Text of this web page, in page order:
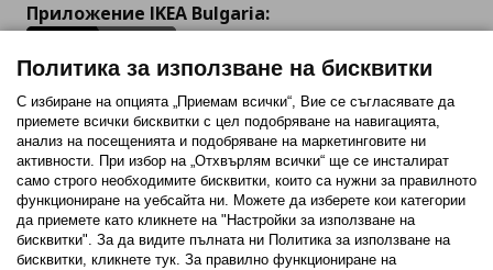
Приложение IKEA Bulgaria:
Последвайте ни:
FacebookTwitterYoutubePinterestInstagram
Политика за използване на бисквитки
С избиране на опцията „Приемам всички“, Вие се съгласявате да
приемете всички бисквитки с цел подобряване на навигацията,
анализ на посещенията и подобряване на маркетинговите ни
активности. При избор на „Отхвърлям всички“ ще се инсталират
само строго необходимитe бисквитки, които са нужни за правилното
функциониране на уебсайта ни. Можете да изберете кои категории
да приемете като кликнете на "Настройки за използване на
бисквитки". За да видите пълната ни Политика за използване на
бисквитки, кликнете тук. За правилно функциониране на